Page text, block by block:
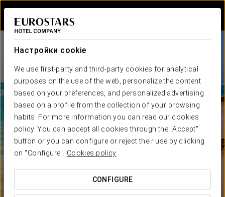
Настройки cookie
We use first-party and third-party cookies for analytical
purposes on the use of the web, personalize the content
based on your preferences, and personalized advertising
based on a profile from the collection of your browsing
habits. For more information you can read our cookies
policy. You can accept all cookies through the "Accept"
button or you can configure or reject their use by clicking
on "Configure". Cookies policy
CONFIGURE